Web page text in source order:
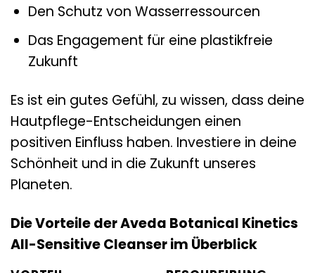
Den Schutz von Wasserressourcen
Das Engagement für eine plastikfreie
Zukunft
Es ist ein gutes Gefühl, zu wissen, dass deine
Hautpflege-Entscheidungen einen
positiven Einfluss haben. Investiere in deine
Schönheit und in die Zukunft unseres
Planeten.
Die Vorteile der Aveda Botanical Kinetics
All-Sensitive Cleanser im Überblick